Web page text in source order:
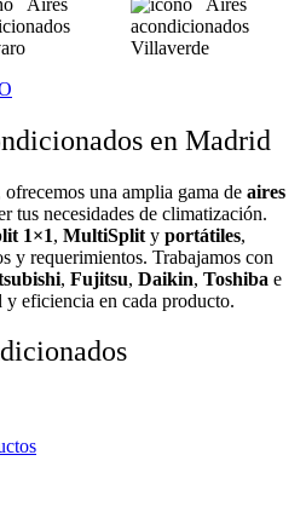
acondicionados
Villaverde
en Madrid
ofrecemos una amplia gama de aires
tus necesidades de climatización.
1×1, MultiSplit y portátiles,
y requerimientos. Trabajamos con
, Fujitsu, Daikin, Toshiba e
y eficiencia en cada producto.